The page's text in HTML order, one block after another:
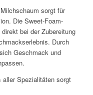
sorgt für
Die Sweet-Foam-
bei der Zubereitung
Durch
Geschmack und
aller Spezialitäten sorgt